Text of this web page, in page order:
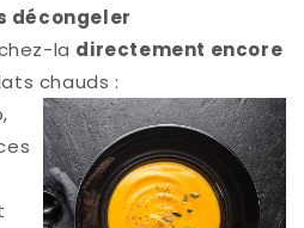
décongeler
la directement encore
chauds :